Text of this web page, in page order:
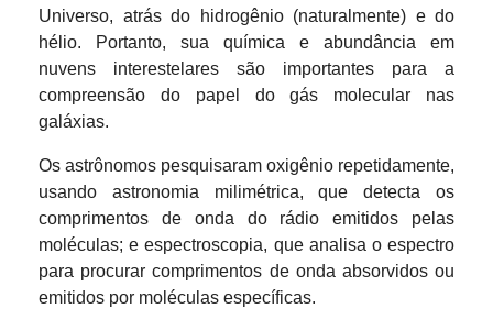
Universo, atrás do hidrogênio (naturalmente) e do
hélio. Portanto, sua química e abundância em
nuvens interestelares são importantes para a
compreensão do papel do gás molecular nas
galáxias.
Os astrônomos pesquisaram oxigênio repetidamente,
usando astronomia milimétrica, que detecta os
comprimentos de onda do rádio emitidos pelas
moléculas; e espectroscopia, que analisa o espectro
para procurar comprimentos de onda absorvidos ou
emitidos por moléculas específicas.